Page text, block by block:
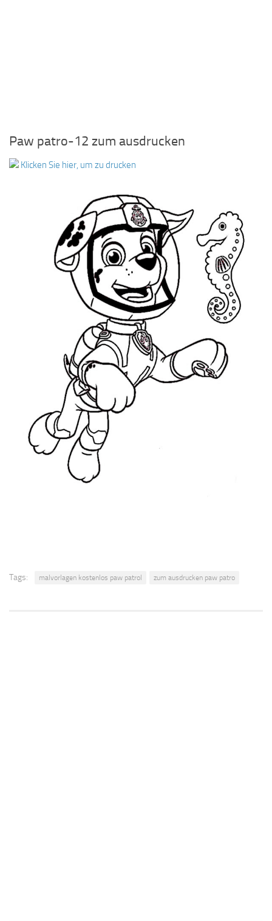
Paw patro-12 zum ausdrucken
Klicken Sie hier, um zu drucken
Tags: malvorlagen kostenlos paw patrol zum ausdrucken paw patro